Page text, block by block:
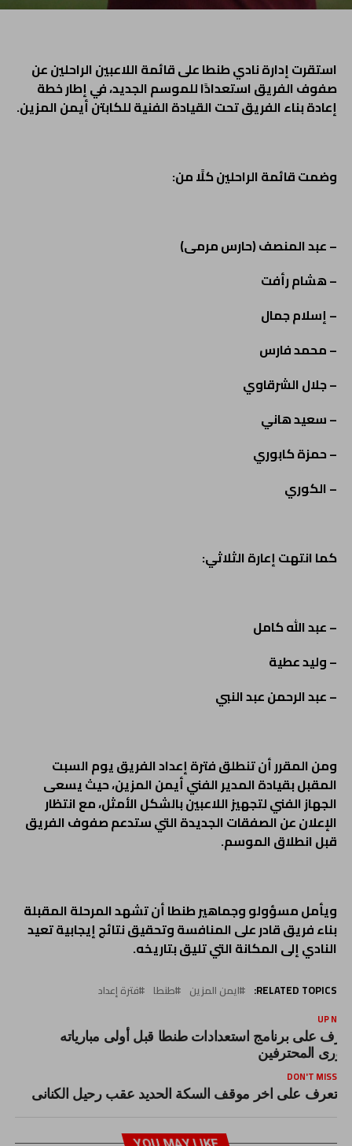
استقرت إدارة نادي طنطا على قائمة اللاعبين الراحلين عن
صفوف الفريق استعدادًا للموسم الجديد، في إطار خطة
إعادة بناء الفريق تحت القيادة الفنية للكابتن أيمن المزين.
وضمت قائمة الراحلين كلًا من:
– عبد المنصف (حارس مرمى)
– هشام رأفت
– إسلام جمال
– محمد فارس
– جلال الشرقاوي
– سعيد هاني
– حمزة كابوري
– الكوري
كما انتهت إعارة الثلاثي:
– عبد الله كامل
– وليد عطية
– عبد الرحمن عبد النبي
ومن المقرر أن تنطلق فترة إعداد الفريق يوم السبت
المقبل بقيادة المدير الفني أيمن المزين، حيث يسعى
الجهاز الفني لتجهيز اللاعبين بالشكل الأمثل، مع انتظار
الإعلان عن الصفقات الجديدة التي ستدعم صفوف الفريق
قبل انطلاق الموسم.
ويأمل مسؤولو وجماهير طنطا أن تشهد المرحلة المقبلة
بناء فريق قادر على المنافسة وتحقيق نتائج إيجابية تعيد
النادي إلى المكانة التي تليق بتاريخه.
RELATED TOPICS: ايمن المزين طنطا فترة إعداد
UP
على برنامج استعدادات طنطا قبل أولى مبارياته
المحترفين
DON'T MISS
تعرف على اخر موقف السكة الحديد عقب رحيل الكنانى
YOU MAY LIKE